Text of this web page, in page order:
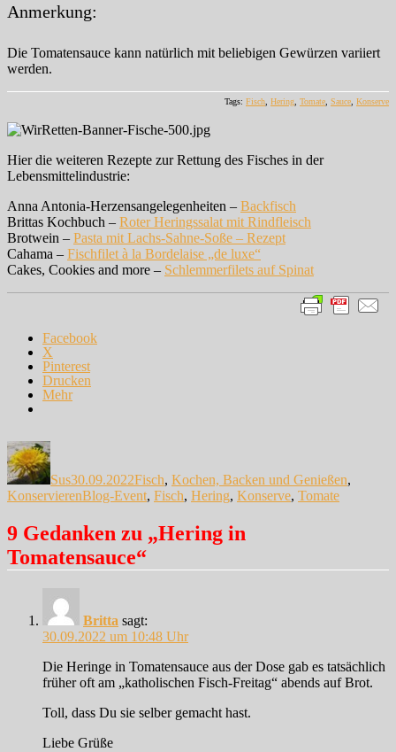
Anmerkung:
Die Tomatensauce kann natürlich mit beliebigen Gewürzen variiert
werden.
Tags: Fisch, Hering, Tomate, Sauce, Konserve
Hier die weiteren Rezepte zur Rettung des Fisches in der
Lebensmittelindustrie:
Anna Antonia-Herzensangelegenheiten – Backfisch
Brittas Kochbuch – Roter Heringssalat mit Rindfleisch
Brotwein – Pasta mit Lachs-Sahne-Soße – Rezept
Cahama – Fischfilet à la Bordelaise „de luxe“
Cakes, Cookies and more – Schlemmerfilets auf Spinat
Facebook
X
Pinterest
Drucken
Mehr
Autor
Sus30.09.2022Fisch, Kochen, Backen und Genießen,
KonservierenSchlagwörter
Blog-Event, Fisch, Hering, Konserve, Tomate
9 Gedanken zu „Hering in
Tomatensauce“
Britta sagt:
30.09.2022 um 10:48 Uhr
Die Heringe in Tomatensauce aus der Dose gab es tatsächlich
früher oft am „katholischen Fisch-Freitag“ abends auf Brot.
Toll, dass Du sie selber gemacht hast.
Liebe Grüße